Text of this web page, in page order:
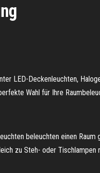
LED-Deckenleuchten,
Wahl für Ihre
beleuchten einen Raum
zu Steh- oder Tischlampen